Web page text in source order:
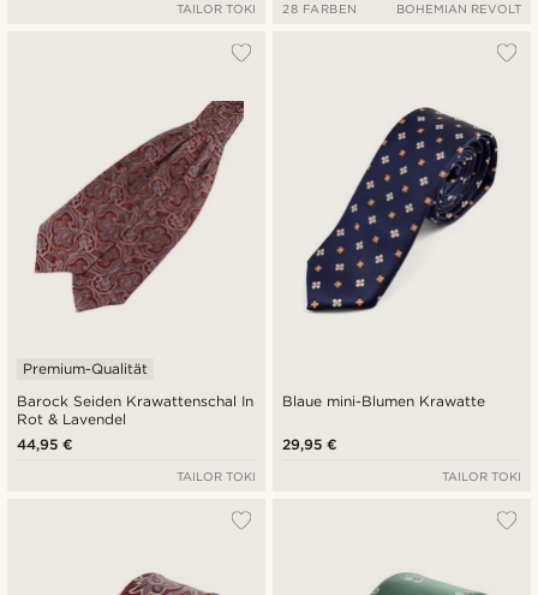
TAILOR TOKI 28 FARBEN BOHEMIAN REVOLT
Barock Seiden Krawattenschal In
Rot & Lavendel
Premium-Qualität
44,95 €
TAILOR TOKI
Blaue mini-Blumen Krawatte
29,95 €
TAILOR TOKI